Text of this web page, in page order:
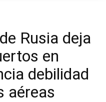
Rusia deja
en
debilidad
aéreas